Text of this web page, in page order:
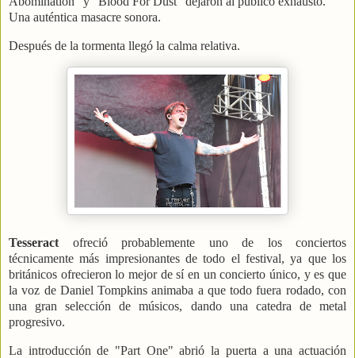
Una auténtica masacre sonora.
Después de la tormenta llegó la calma relativa.
Tesseract ofreció probablemente uno de los conciertos
técnicamente más impresionantes de todo el festival, ya que los
británicos ofrecieron lo mejor de sí en un concierto único, y es que
la voz de Daniel Tompkins animaba a que todo fuera rodado, con
una gran selección de músicos, dando una catedra de metal
progresivo.
La introducción de "Part One" abrió la puerta a una actuación